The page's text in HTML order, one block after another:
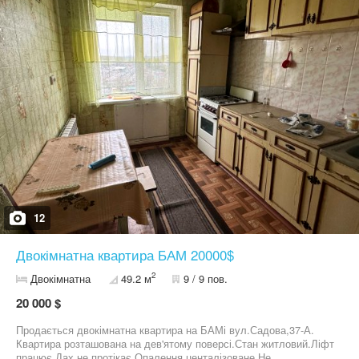
12
Двокімнатна квартира БАМ 20000$
Двокімнатна 49.2 м2 9 / 9 пов.
20 000 $
Продається двокімнатна квартира на БАМі вул.Садова,37-А.
Квартира розташована на дев'ятому поверсі.Стан житловий.Ліфт